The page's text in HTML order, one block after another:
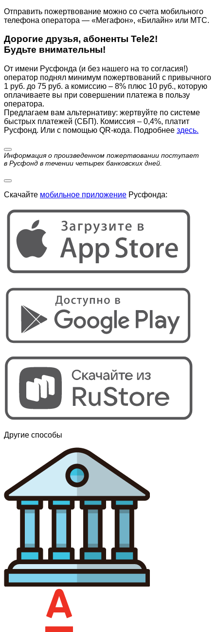
Отправить пожертвование можно со счета мобильного
телефона оператора — «Мегафон», «Билайн» или МТС.
Дорогие друзья, абоненты Tele2!
Будьте внимательны!
От имени Русфонда (и без нашего на то согласия!)
оператор поднял минимум пожертвований с привычного
1 руб. до 75 руб. а комиссию – 8% плюс 10 руб., которую
оплачиваете вы при совершении платежа в пользу
оператора.
Предлагаем вам альтернативу: жертвуйте по cистеме
быстрых платежей (СБП). Комиссия – 0,4%, платит
Русфонд. Или с помощью QR-кода. Подробнее здесь.
Информация о произведенном пожертвовании поступает
в Русфонд в течении четырех банковских дней.
Скачайте мобильное приложение Русфонда:
Другие способы